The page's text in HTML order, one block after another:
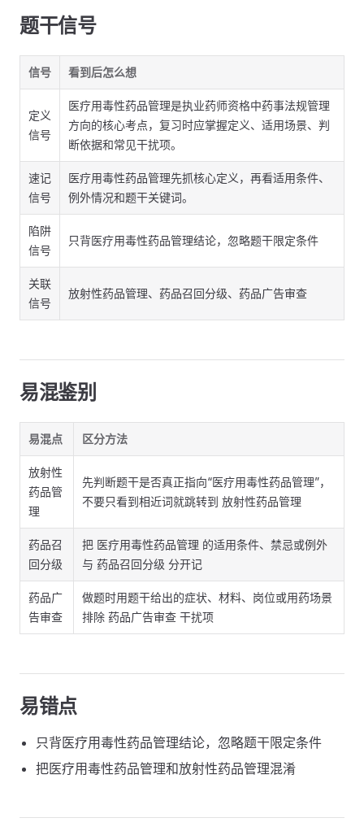
题干信号
信号 看到后怎么想
定义
信号
医疗用毒性药品管理是执业药师资格中药事法规管理
方向的核心考点，复习时应掌握定义、适用场景、判
断依据和常见干扰项。
速记
信号
医疗用毒性药品管理先抓核心定义，再看适用条件、
例外情况和题干关键词。
陷阱
信号
只背医疗用毒性药品管理结论，忽略题干限定条件
关联
信号
放射性药品管理、药品召回分级、药品广告审查
易混鉴别
易混点 区分方法
放射性
药品管
理
先判断题干是否真正指向“医疗用毒性药品管理”，
不要只看到相近词就跳转到 放射性药品管理
药品召
回分级
把 医疗用毒性药品管理 的适用条件、禁忌或例外
与 药品召回分级 分开记
药品广
告审查
做题时用题干给出的症状、材料、岗位或用药场景
排除 药品广告审查 干扰项
易错点
只背医疗用毒性药品管理结论，忽略题干限定条件
把医疗用毒性药品管理和放射性药品管理混淆